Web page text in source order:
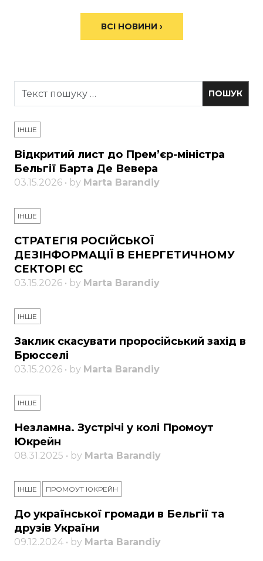
ВСІ НОВИНИ ›
ІНШЕ
Відкритий лист до Прем’єр-міністра
Бельгії Барта Де Вевера
03.15.2026 • by Marta Barandiy
ІНШЕ
СТРАТЕГІЯ РОСІЙСЬКОЇ
ДЕЗІНФОРМАЦІЇ В ЕНЕРГЕТИЧНОМУ
СЕКТОРІ ЄС
03.15.2026 • by Marta Barandiy
ІНШЕ
Заклик скасувати проросійський захід в
Брюсселі
03.15.2026 • by Marta Barandiy
ІНШЕ
Незламна. Зустрічі у колі Промоут
Юкрейн
08.31.2025 • by Marta Barandiy
ІНШЕ ПРОМОУТ ЮКРЕЙН
До української громади в Бельгії та
друзів України
09.12.2024 • by Marta Barandiy